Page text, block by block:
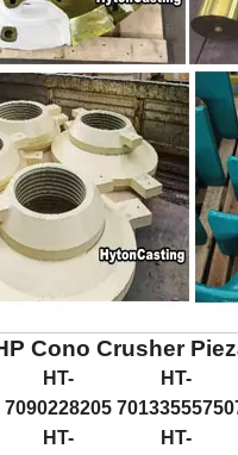
P Cono Crusher
HT-
7090228205
HT-
70133555750
HT-
HT-